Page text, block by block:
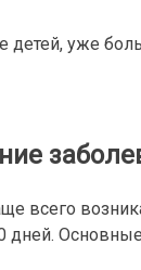
детей, уже
всего
дней.